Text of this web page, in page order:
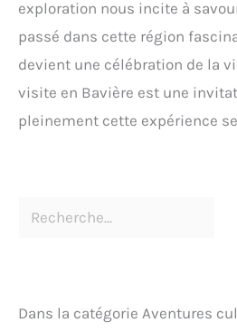
exploration nous incite à
passé dans cette région
devient une célébration de la
visite en Bavière est une
pleinement cette expérience
Dans la catégorie Aventures